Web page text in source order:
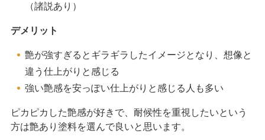
（諸説あり）
デメリット
艶が強すぎるとギラギラしたイメージとなり、想像と
違う仕上がりと感じる
強い艶感を安っぽい仕上がりと感じる人も多い
ピカピカした艶感が好きで、耐候性を重視したいという
方は艶あり塗料を選んで良いと思います。